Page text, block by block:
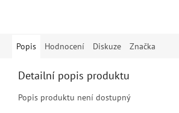
Popis Hodnocení Diskuze Značka
Detailní popis produktu
Popis produktu není dostupný